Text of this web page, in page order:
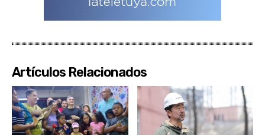
Artículos Relacionados